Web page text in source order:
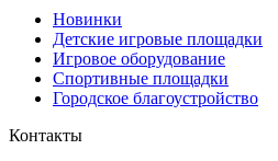
Новинки
Детские игровые площадки
Игровое оборудование
Спортивные площадки
Городское благоустройство
Контакты